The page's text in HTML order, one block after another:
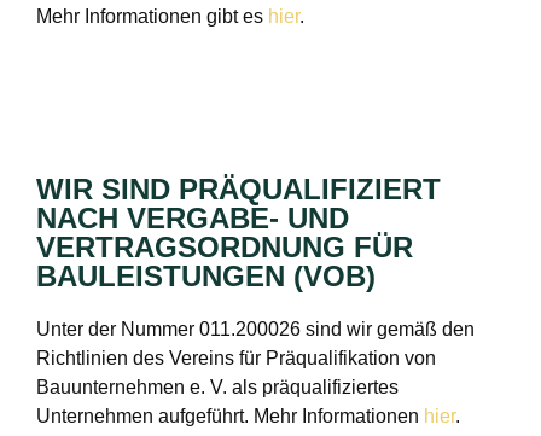
Mehr Informationen gibt es hier.
WIR SIND PRÄQUALIFIZIERT
NACH VERGABE- UND
VERTRAGSORDNUNG FÜR
BAULEISTUNGEN (VOB)
Unter der Nummer 011.200026 sind wir gemäß den
Richtlinien des Vereins für Präqualifikation von
Bauunternehmen e. V. als präqualifiziertes
Unternehmen aufgeführt. Mehr Informationen hier.